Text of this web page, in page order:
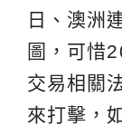
日、澳洲
圖，可惜
交易相關
來打擊，